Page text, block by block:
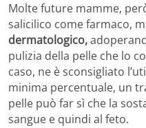
Molte future mamme,
salicilico come farmaco,
dermatologico,
pulizia della pelle che lo
caso, ne è sconsigliato
minima percentuale, un
pelle può far sì che la
sangue e quindi al feto.